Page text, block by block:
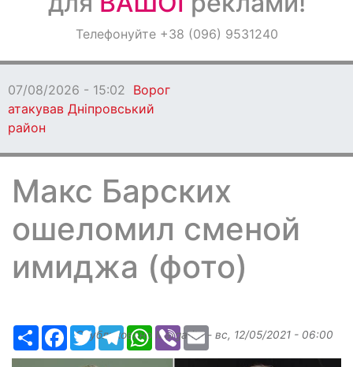
ОголошенняТелефонуйте +38 (096) 9531240
Ворог
Макс Барских
ошеломил сменой
имиджа (фото)
РесурсFacebook
TwitterTelegramWhatsApp
ViberEmail
Опубликовано Margarita- вс, 12/05/2021 - 06:00